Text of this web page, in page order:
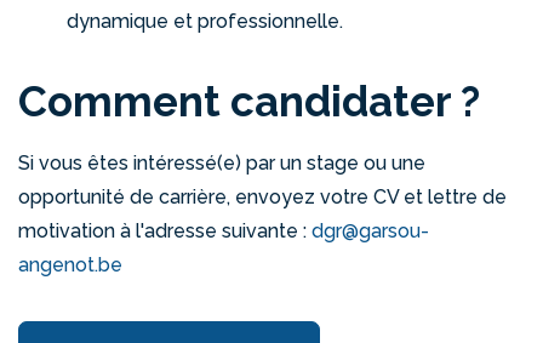
dynamique et professionnelle.
Comment candidater ?
Si vous êtes intéressé(e) par un stage ou une
opportunité de carrière, envoyez votre CV et lettre de
motivation à l'adresse suivante : dgr@garsou-
angenot.be